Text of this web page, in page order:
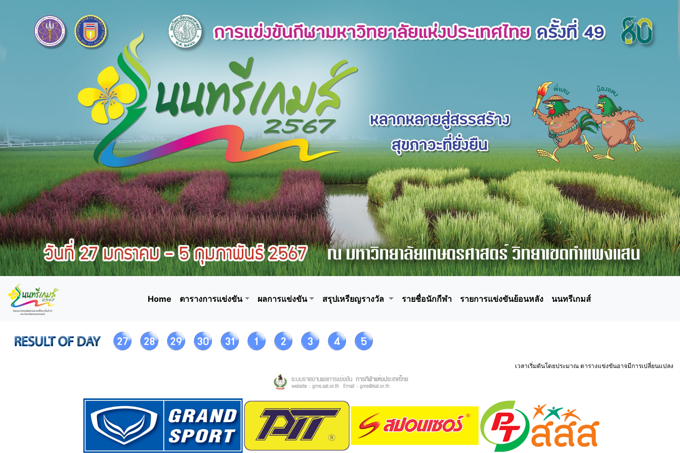
Home ตารางการแข่งขัน ผลการแข่งขัน สรุปเหรียญรางวัล รายชื่อนักกีฬา รายการแข่งขันย้อนหลัง นนทรีเกมส์
เวลาเริ่มตันโดยประมาณ ตารางแข่งขันอาจมีการเปลี่ยนแปลง